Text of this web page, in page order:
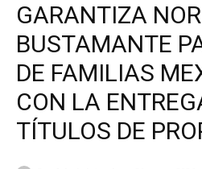
GARANTIZA
BUSTAMANTE
DE FAMILIAS
CON LA
TÍTULOS DE